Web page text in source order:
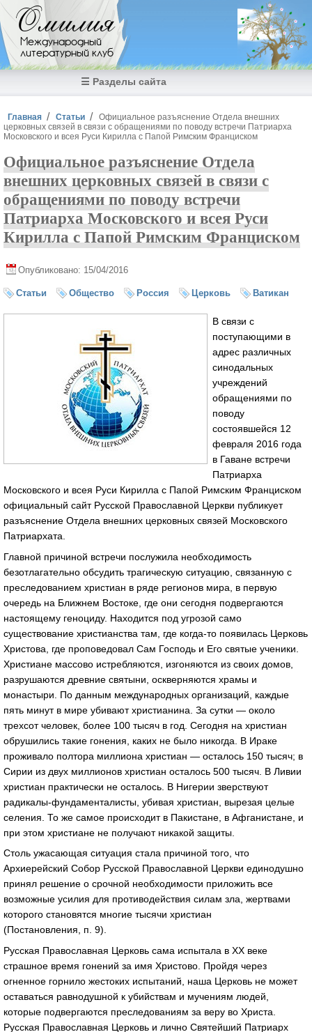
Перейти к основному содержанию
Омилия
Международный
литературный клуб
☰ Разделы сайта
Вы здесь
Главная Статьи
Официальное разъяснение Отдела внешних
церковных связей в связи с обращениями по поводу встречи Патриарха
Московского и всея Руси Кирилла с Папой Римским Франциском
Официальное разъяснение Отдела
внешних церковных связей в связи с
обращениями по поводу встречи
Патриарха Московского и всея Руси
Кирилла с Папой Римским Франциском
Опубликовано: 15/04/2016
Статьи Общество Россия Церковь Ватикан
В связи с
поступающими в
адрес различных
синодальных
учреждений
обращениями по
поводу
состоявшейся 12
февраля 2016 года
в Гаване встречи
Патриарха
Московского и всея Руси Кирилла с Папой Римским Франциском
официальный сайт Русской Православной Церкви публикует
разъяснение Отдела внешних церковных связей Московского
Патриархата.
Главной причиной встречи послужила необходимость
безотлагательно обсудить трагическую ситуацию, связанную с
преследованием христиан в ряде регионов мира, в первую
очередь на Ближнем Востоке, где они сегодня подвергаются
настоящему геноциду. Находится под угрозой само
существование христианства там, где когда-то появилась Церковь
Христова, где проповедовал Сам Господь и Его святые ученики.
Христиане массово истребляются, изгоняются из своих домов,
разрушаются древние святыни, оскверняются храмы и
монастыри. По данным международных организаций, каждые
пять минут в мире убивают христианина. За сутки — около
трехсот человек, более 100 тысяч в год. Сегодня на христиан
обрушились такие гонения, каких не было никогда. В Ираке
проживало полтора миллиона христиан — осталось 150 тысяч; в
Сирии из двух миллионов христиан осталось 500 тысяч. В Ливии
христиан практически не осталось. В Нигерии зверствуют
радикалы-фундаменталисты, убивая христиан, вырезая целые
селения. То же самое происходит в Пакистане, в Афганистане, и
при этом христиане не получают никакой защиты.
Столь ужасающая ситуация стала причиной того, что
Архиерейский Собор Русской Православной Церкви единодушно
принял решение о срочной необходимости приложить все
возможные усилия для противодействия силам зла, жертвами
которого становятся многие тысячи христиан
(Постановления, п. 9).
Русская Православная Церковь сама испытала в XX веке
страшное время гонений за имя Христово. Пройдя через
огненное горнило жестоких испытаний, наша Церковь не может
оставаться равнодушной к убийствам и мучениям людей,
которые подвергаются преследованиям за веру во Христа.
Русская Православная Церковь и лично Святейший Патриарх